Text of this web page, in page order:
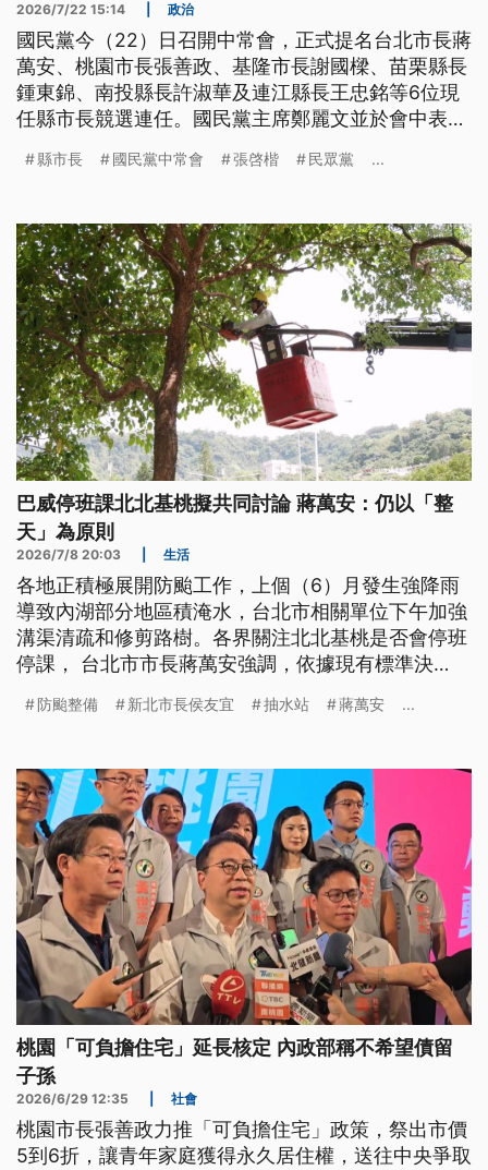
2026/7/22 15:14 政治
國民黨今（22）日召開中常會，正式提名台北市長蔣
萬安、桃園市長張善政、基隆市長謝國樑、苗栗縣長
鍾東錦、南投縣長許淑華及連江縣長王忠銘等6位現
任縣市長競選連任。國民黨主席鄭麗文並於會中表
長。
縣市長 國民黨中常會 張啓楷 民眾黨 ...
巴威停班課北北基桃擬共同討論 蔣萬安：仍以「整
天」為原則
2026/7/8 20:03 生活
各地正積極展開防颱工作，上個（6）月發生強降雨
導致內湖部分地區積淹水，台北市相關單位下午加強
溝渠清疏和修剪路樹。各界關注北北基桃是否會停班
停課， 台北市市長蔣萬安強調，依據現有標準決
還是會以「整天」為主。
防颱整備 新北市長侯友宜 抽水站 蔣萬安 ...
桃園「可負擔住宅」延長核定 內政部稱不希望債留
子孫
2026/6/29 12:35 社會
桃園市長張善政力推「可負擔住宅」政策，祭出市價
5到6折，讓青年家庭獲得永久居住權，送往中央爭取